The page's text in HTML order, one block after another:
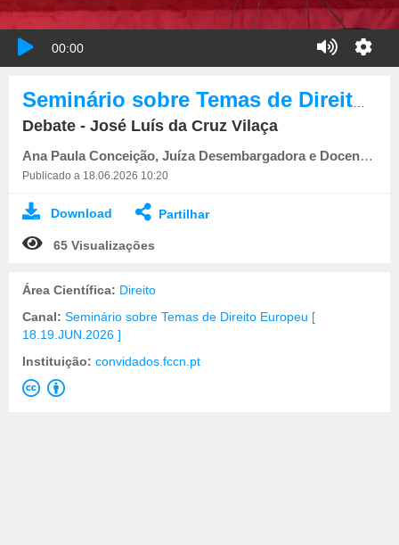
00:00
Debate - José Luís da Cruz Vilaça
Ana Paula Conceição, Juíza Desembargadora e Docente da Jurisdição de Penal e Processo Penal do CEJ
Publicado a 18.06.2026 10:20
Download Partilhar
65 Visualizações
Área Científica: Direito
Canal: Seminário sobre Temas de Direito Europeu [
18.19.JUN.2026 ]
Instituição: convidados.fccn.pt